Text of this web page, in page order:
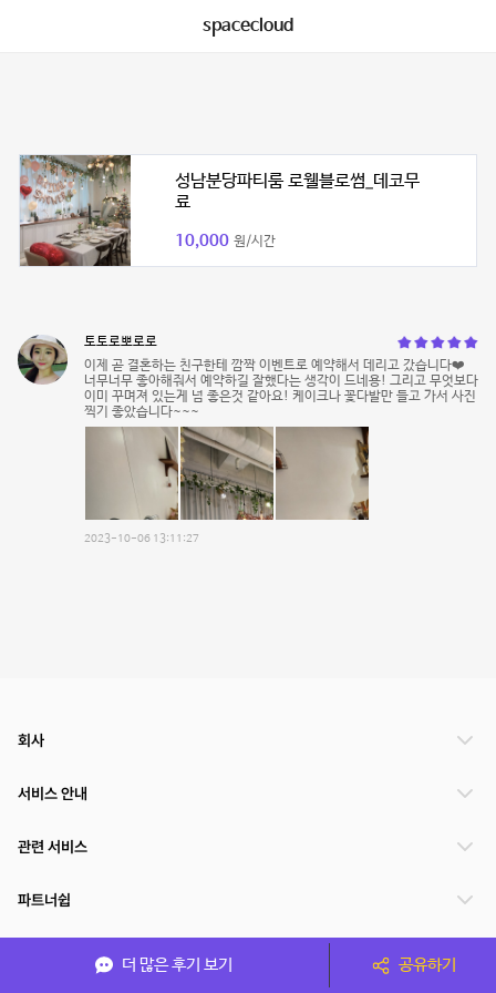
spacecloud
성남분당파티룸 로웰블로썸_데코무
료
10,000 원/시간
토토로뽀로로
이제 곧 결혼하는 친구한테 깜짝 이벤트로 예약해서 데리고 갔습니다❤️
너무너무 좋아해줘서 예약하길 잘했다는 생각이 드네용! 그리고 무엇보다
이미 꾸며져 있는게 넘 좋은것 같아요! 케이크나 꽃다발만 들고 가서 사진
찍기 좋았습니다~~~
2023-10-06 13:11:27
더 많은 후기 보기 공유하기
회사
서비스 안내
관련 서비스
파트너쉽
서비스 제공 국가